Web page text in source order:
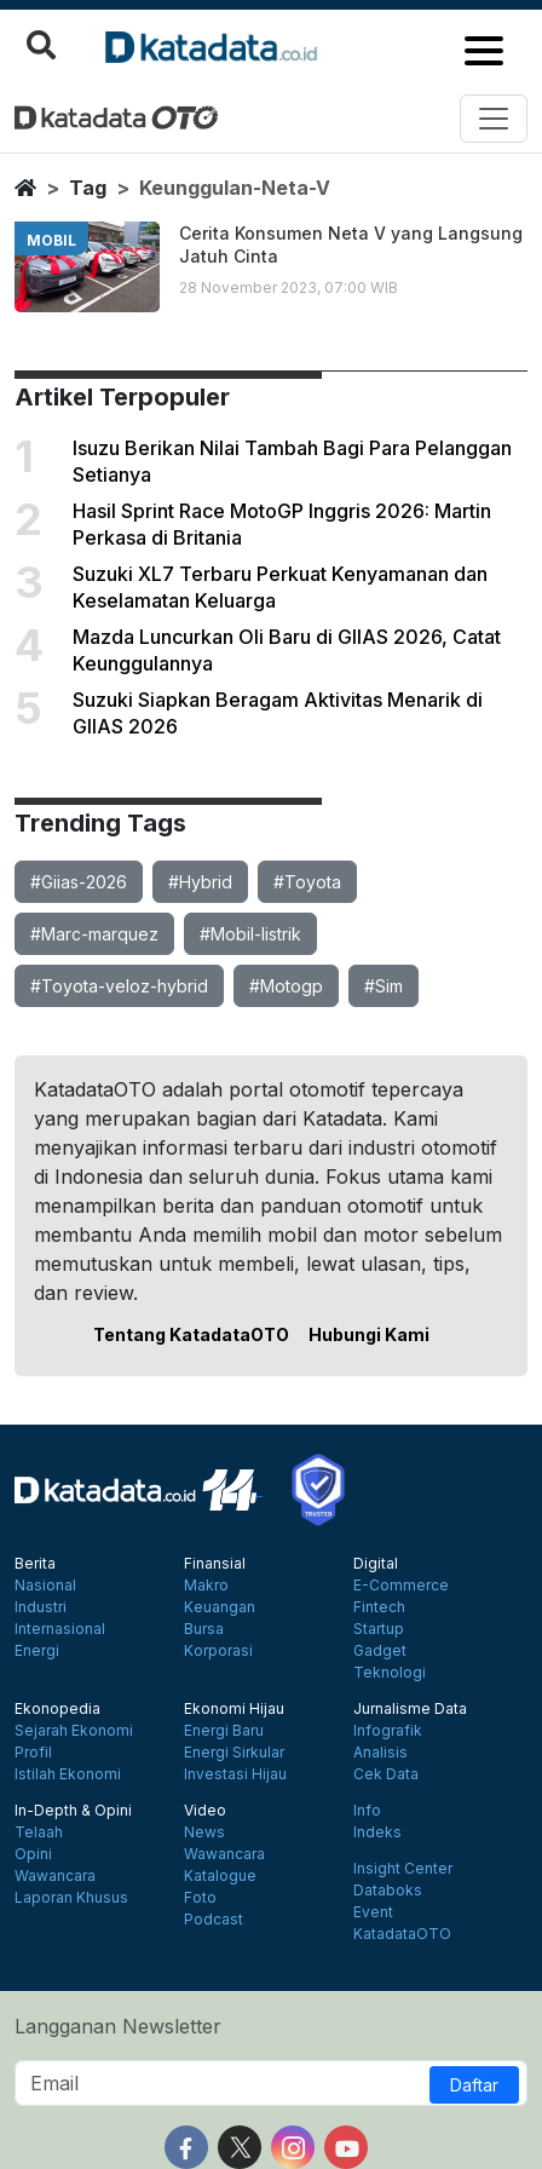
Keunggulan Neta V
Berita Terbaru
HomeTag Keunggulan-Neta-V
MOBIL
Cerita Konsumen Neta V yang Langsung
Jatuh Cinta
28 November 2023, 07:00 WIB
Artikel Terpopuler
1
Isuzu Berikan Nilai Tambah Bagi Para Pelanggan
Setianya
2
Hasil Sprint Race MotoGP Inggris 2026: Martin
Perkasa di Britania
3
Suzuki XL7 Terbaru Perkuat Kenyamanan dan
Keselamatan Keluarga
4
Mazda Luncurkan Oli Baru di GIIAS 2026, Catat
Keunggulannya
5
Suzuki Siapkan Beragam Aktivitas Menarik di
GIIAS 2026
Trending Tags
#Giias-2026 #Hybrid #Toyota
#Marc-marquez #Mobil-listrik
#Toyota-veloz-hybrid #Motogp #Sim
KatadataOTO adalah portal otomotif tepercaya
yang merupakan bagian dari Katadata. Kami
menyajikan informasi terbaru dari industri otomotif
di Indonesia dan seluruh dunia. Fokus utama kami
menampilkan berita dan panduan otomotif untuk
membantu Anda memilih mobil dan motor sebelum
memutuskan untuk membeli, lewat ulasan, tips,
dan review.
Tentang KatadataOTO Hubungi Kami
Berita
Nasional
Industri
Internasional
Energi
Finansial
Makro
Keuangan
Bursa
Korporasi
Digital
E-Commerce
Fintech
Startup
Gadget
Teknologi
Ekonopedia
Sejarah Ekonomi
Profil
Istilah Ekonomi
Ekonomi Hijau
Energi Baru
Energi Sirkular
Investasi Hijau
Jurnalisme Data
Infografik
Analisis
Cek Data
In-Depth & Opini
Telaah
Opini
Wawancara
Laporan Khusus
Video
News
Wawancara
Katalogue
Foto
Podcast
Info
Indeks
Insight Center
Databoks
Event
KatadataOTO
Langganan Newsletter
Daftar
Follow us on Facebook
Follow us on X
Follow us on Instagram
Follow us on